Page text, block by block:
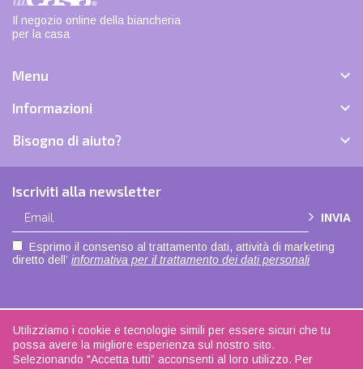
Il negozio online della biancheria
per la casa
Menu 
Informazioni 
Bisogno di aiuto? 
Iscriviti alla newsletter
INVIA
Esprimo il consenso al trattamento dati, attività di marketing
diretto dell’ informativa per il trattamento dei dati personali
Utilizziamo i cookie e tecnologie simili per essere sicuri che tu
possa avere la migliore esperienza sul nostro sito.
Selezionando "Accetta tutti” acconsenti al loro utilizzo. Per
Copyright © 2021 | Privacy policy|Cookie policy| Made with love byADOK
Seguici suFacebook| La biancheria di casa - P.IVA 04108350168